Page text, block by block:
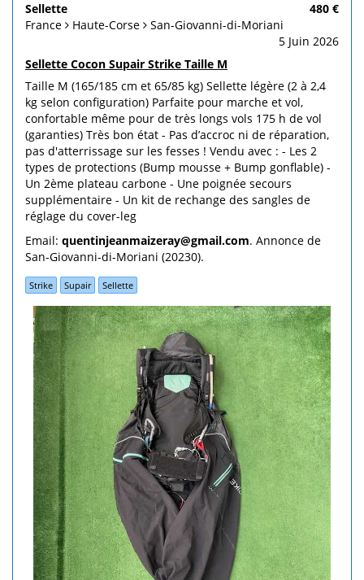
Sellette
480 €
France
Haute-Corse
San-Giovanni-di-Moriani
5 Juin 2026
Sellette Cocon Supair Strike Taille M
Taille M (165/185 cm et 65/85 kg) Sellette légère (2 à 2,4
kg selon configuration) Parfaite pour marche et vol,
confortable même pour de très longs vols 175 h de vol
(garanties) Très bon état - Pas d’accroc ni de réparation,
pas d'atterrissage sur les fesses ! Vendu avec : - Les 2
types de protections (Bump mousse + Bump gonflable) -
Un 2ème plateau carbone - Une poignée secours
supplémentaire - Un kit de rechange des sangles de
réglage du cover-leg
Email: quentinjeanmaizeray@gmail.com. Annonce de
San-Giovanni-di-Moriani (20230).
Strike Supair Sellette